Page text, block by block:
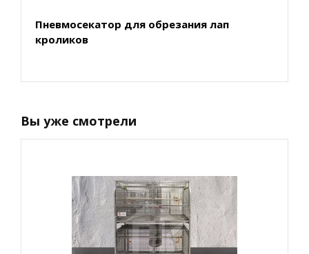
Пневмосекатор для обрезания лап
кроликов
Вы уже смотрели